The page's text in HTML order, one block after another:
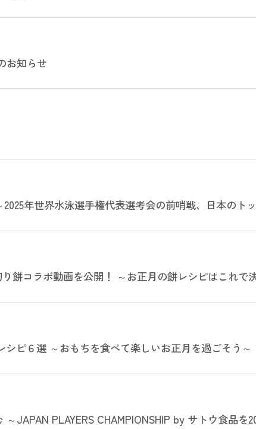
お知らせ
2025年世界水泳選手権代表選考会の前哨戦、日本のト
餅コラボ動画を公開！ ～お正月の餅レシピはこれで
ピ６選 ～おもちを食べて楽しいお正月を過ごそう～
JAPAN PLAYERS CHAMPIONSHIP by サトウ食品を